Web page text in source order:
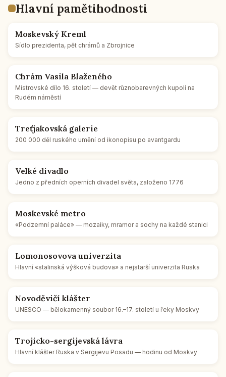
Hlavní pa­měti­hod­nos­ti
Mos­kev­ský Kreml
Sídlo pre­zi­den­ta, pět chrámů a Zbroj­ni­ce
Chrám Vasila Bla­že­né­ho
Mi­s­trov­ské dílo 16. sto­le­tí — devět růz­no­ba­rev­ných kupolí na
Rudém ná­měs­tí
Tre­ťja­kov­ská ga­le­rie
200 000 děl rus­ké­ho umění od iko­no­pi­su po avant­gar­du
Velké di­va­dlo
Jedno z před­ních oper­ních di­va­del světa, za­lo­že­no 1776
Mos­kev­ské metro
«Pod­zem­ní paláce» — mo­zai­ky, mramor a sochy na každé sta­ni­ci
Lo­mo­no­so­vo­va uni­ver­zi­ta
Hlavní «sta­lin­ská výš­ko­vá budova» a nej­star­ší uni­ver­zi­ta Ruska
No­vo­děvi­čí kláš­ter
UNESCO — bě­lo­ka­men­ný soubor 16.–17. sto­le­tí u řeky Moskvy
Tro­jic­ko-ser­gi­jev­ská lávra
Hlavní kláš­ter Ruska v Ser­gi­je­vu Posadu — hodinu od Moskvy